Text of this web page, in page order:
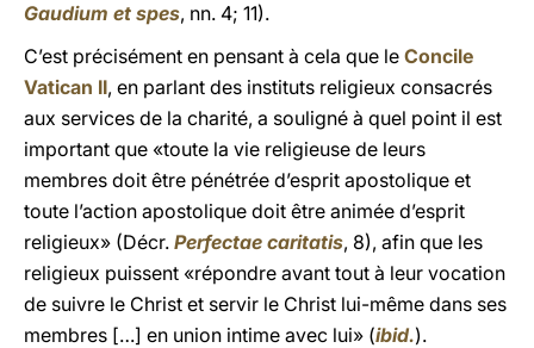
Gaudium et spes, nn. 4; 11).
C’est précisément en pensant à cela que le Concile
Vatican II, en parlant des instituts religieux consacrés
aux services de la charité, a souligné à quel point il est
important que «toute la vie religieuse de leurs
membres doit être pénétrée d’esprit apostolique et
toute l’action apostolique doit être animée d’esprit
religieux» (Décr. Perfectae caritatis, 8), afin que les
religieux puissent «répondre avant tout à leur vocation
de suivre le Christ et servir le Christ lui-même dans ses
membres […] en union intime avec lui» (ibid.).